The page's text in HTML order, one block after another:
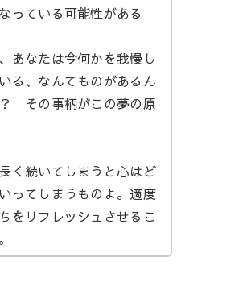
っている可能性がある
あなたは今何かを我慢し
る、なんてものがあるん
その事柄がこの夢の原
く続いてしまうと心はど
ってしまうものよ。適度
をリフレッシュさせるこ